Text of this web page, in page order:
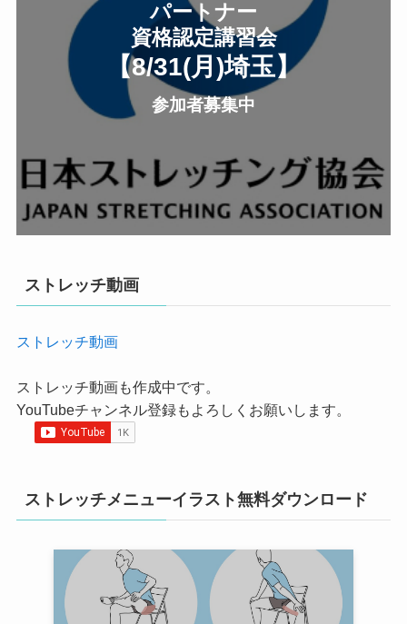
パートナー
資格認定講習会
【8/31(月 )埼玉】
参加者募集中
ストレッチ動画
ストレッチ動画
ストレッチ動画も作成中です。
YouTubeチャンネル登録もよろしくお願いします。
ストレッチメニューイラスト無料ダウンロード